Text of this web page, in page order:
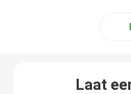
ICU hartmonitor
Laat